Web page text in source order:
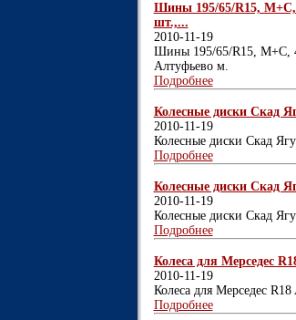
Шины 195/65/R15, М+С,
шт.,...
2010-11-19
Шины 195/65/R15, М+С,
Алтуфьево м.
Подробнее
Колесные диски Скад
2010-11-19
Колесные диски Скад
Подробнее
Колесные диски Скад
2010-11-19
Колесные диски Скад
Подробнее
Колеса для Мерседес
2010-11-19
Колеса для Мерседес
Подробнее